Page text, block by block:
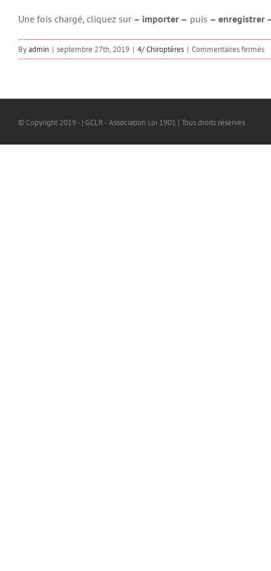
Une fois chargé, cliquez sur – importer – puis – enregistrer
Byadmin | septembre 27th, 2019 | 4/ Chiroptères | Commentaires fermés
© Copyright 2019 - | GCLR - Association Loi 1901 | Tous droits réservés